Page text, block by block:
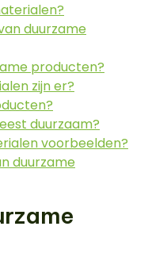
duurzame
producten?
zijn er?
duurzaam?
voorbeelden?
duurzame